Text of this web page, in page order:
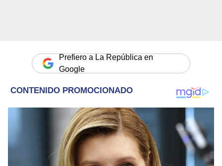
Prefiero a La República en
Google